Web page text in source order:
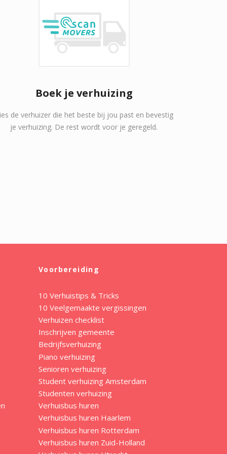
Boek je verhuizing
de verhuizer die het beste bij jou past en bevestig
je verhuizing. De rest wordt voor je geregeld.
Voorbereiding
10 Verhuistips & Tricks
10 Veelgemaakte vergissingen
Verhuizen checklist
Inschrijven gemeente
Bedrijfsverhuizing
Piano verhuizing
Senioren verhuizing
Student verhuizing Amsterdam
Studenten verhuizing
Verhuisbus huren
Verhuisbus huren Haarlem
Verhuisbus huren Rotterdam
Verhuisbus huren Zuid-Holland